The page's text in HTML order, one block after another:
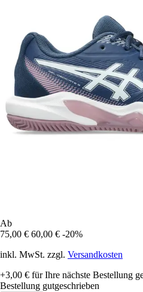
Ab
75,00 € 60,00 € -20%
inkl. MwSt. zzgl. Versandkosten
+3,00 € für Ihre nächste Bestellung
Bestellung gutgeschrieben